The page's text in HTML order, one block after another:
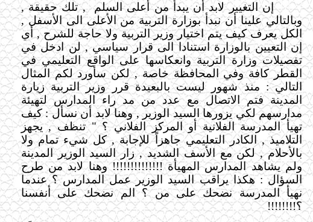
إن التغيير لابد أن يبدأ من أعلى السلم
, تلك حقيقة ,
وبالتالي علينا أن نبدأ بوزارة التربية من الأعلى الى الأسفل ,
الكل يعرف كيف يتم اختيار وزير التربية ولا حاجة للشرح , أي
إن التعيين بالوزارة استنادا الى قرار سياسي , لن ادخل في
تفصيلات وزارة التربية وانعكاسها على الواقع التعليمي في
القطر كافة وفي المحافظة خاصة , لكن سأورد لكم المثال
التالي : منذ شهور ليست بالبعيدة قرر وزير التربية زيارة
المدينة فتم الاتصال مع عدد من مد راء المدارس لتهيئة
مدارسهم لكي يزورها السيد الوزير , وهنا لابد أن نسأل : كيف
تهيأ المدرسة الفلانية أو المركز الفلاني ؟ " تنظف , يجهز
التلاميذ , الكادر التعليمي جاهزاً للإجابة , كل شيء تمام ولا
بالأحلام , لكن مع الأسف الشديد , زار السيد الوزير المدينة
ولم يشاهد المدارس المهيأة !!!!!!!!!!!!!! وهنا لابد من طرح
السؤال : هكذا يراقب السيد الوزير عمل المدارس ؟ عندما
نهيأ المدرسة نضحك على من ؟ الم نضحك على أنفسنا
؟!!!!!!!!